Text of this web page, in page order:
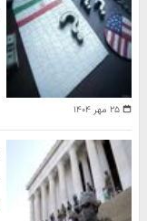
۲۵ مهر ۱۴۰۴